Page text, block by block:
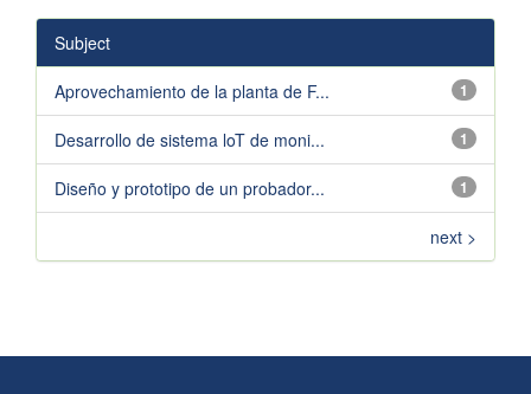
Subject
1
Aprovechamiento de la planta de F...
1
Desarrollo de sistema loT de moni...
1
Diseño y prototipo de un probador...
next >